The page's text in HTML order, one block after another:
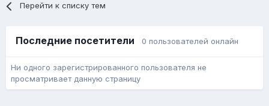
Перейти к списку тем
Последние посетители 0 пользователей онлайн
Ни одного зарегистрированного пользователя не
просматривает данную страницу